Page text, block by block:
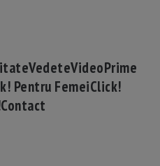
VedeteVideoPrime
Pentru FemeiClick!
Contact